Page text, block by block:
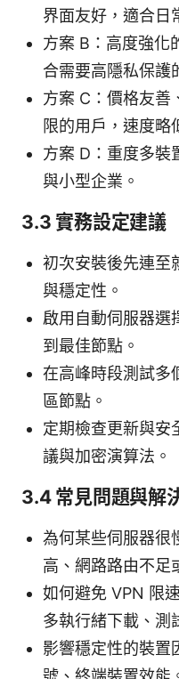
界面友好，適合日
方案 B：高度強化
合需要高隱私保護
方案 C：價格友善
限的用戶，速度略
方案 D：重度多裝
與小型企業。
3.3 實務設定建議
初次安裝後先連至
與穩定性。
啟用自動伺服器選
到最佳節點。
在高峰時段測試多
區節點。
定期檢查更新與安
議與加密演算法。
3.4 常見問題與解
為何某些伺服器很
高、網路路由不足
如何避免 VPN 限
多執行緒下載、測
影響穩定性的裝置